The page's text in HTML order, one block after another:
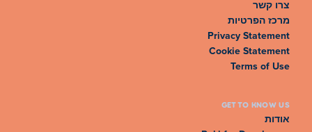
צרו קשר
מרכז הפרטיות
Privacy Statement
Cookie Statement
Terms of Use
GET TO KNOW US
אודות